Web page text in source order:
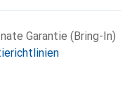
Garantie (Bring-In)